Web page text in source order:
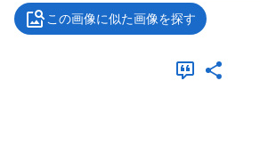
この画像に似た画像を探す